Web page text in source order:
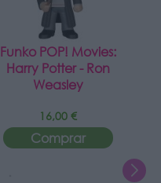
Funko POP! Movies:
Harry Potter - Ron
Weasley
16,00 €
Comprar